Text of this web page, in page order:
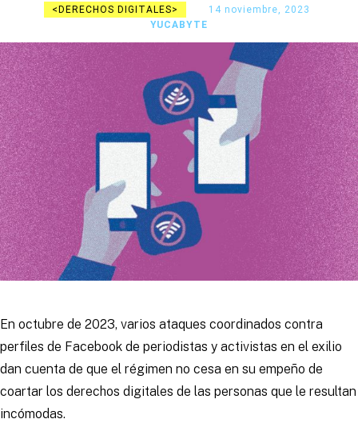
DERECHOS DIGITALES
14 noviembre, 2023
YUCABYTE
En octubre de 2023, varios ataques coordinados contra
perfiles de Facebook de periodistas y activistas en el exilio
dan cuenta de que el régimen no cesa en su empeño de
coartar los derechos digitales de las personas que le resultan
incómodas.